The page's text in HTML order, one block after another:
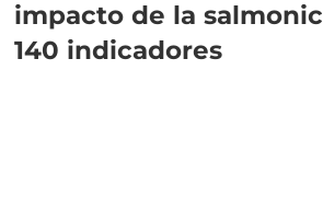
impacto de la
140 indicadores